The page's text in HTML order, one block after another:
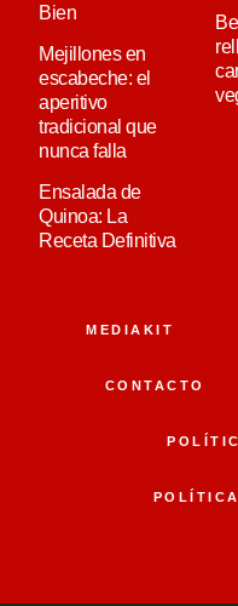
Bien
Mejillones en
escabeche: el
aperitivo
tradicional que
nunca falla
Ensalada de
Quinoa: La
Receta Definitiva
MEDIAKIT
CONTACTO